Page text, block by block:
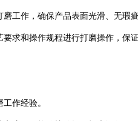
磨工作，确保产品表面光滑、无瑕疵
要求和操作规程进行打磨操作，保证
作经验。